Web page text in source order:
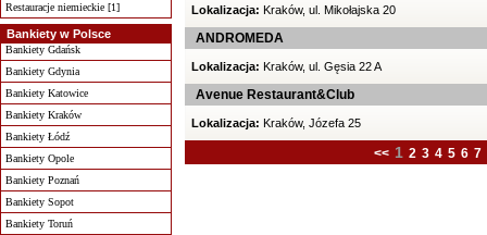
Restauracje niemieckie [1]
Bankiety w Polsce
Bankiety Gdańsk
Bankiety Gdynia
Bankiety Katowice
Bankiety Kraków
Bankiety Łódź
Bankiety Opole
Bankiety Poznań
Bankiety Sopot
Bankiety Toruń
Lokalizacja: Kraków, ul. Mikołajska 20
ANDROMEDA
Lokalizacja: Kraków, ul. Gęsia 22 A
Avenue Restaurant&Club
Lokalizacja: Kraków, Józefa 25
<< 1 2 3 4 5 6 7